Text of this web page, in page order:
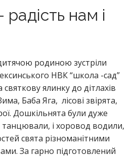
радість нам і
родиною зустріли
НВК “школа -сад”
ялинку до дітлахів
Баба Яга, лісові звірята,
Дошкільнята були дуже
танцювали, і хоровод водили,
свята різноманітними
За гарно підготовлений